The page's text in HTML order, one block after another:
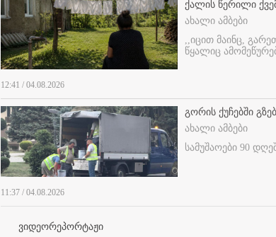
ქალის წერილი
ახალი ამბები
,,იცით მაინც,
წყალიც
12:41 / 04.08.2026
გორის ქუჩებში
ახალი ამბები
სამუშაოები 90
11:37 / 04.08.2026
ვიდეორეპორტაჟი